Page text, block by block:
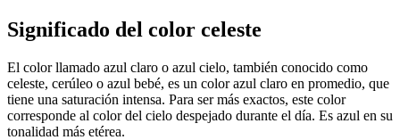
Significado del color celeste
El color llamado azul claro o azul cielo, también conocido como
celeste, cerúleo o azul bebé, es un color azul claro en promedio, que
tiene una saturación intensa. Para ser más exactos, este color
corresponde al color del cielo despejado durante el día. Es azul en su
tonalidad más etérea.